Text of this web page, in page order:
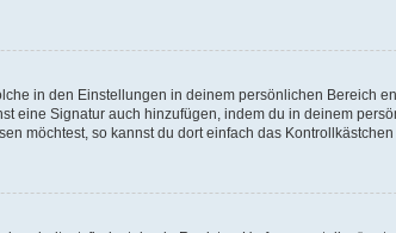
in den Einstellungen in deinem persönlichen Bereich
eine Signatur auch hinzufügen, indem du in deinem
möchtest, so kannst du dort einfach das